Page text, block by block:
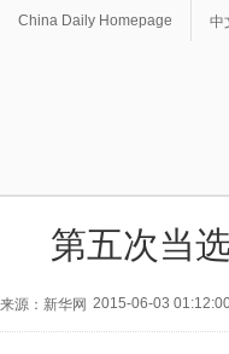
China Daily Homepage 中
第五次当
来源：新华网 2015-06-03